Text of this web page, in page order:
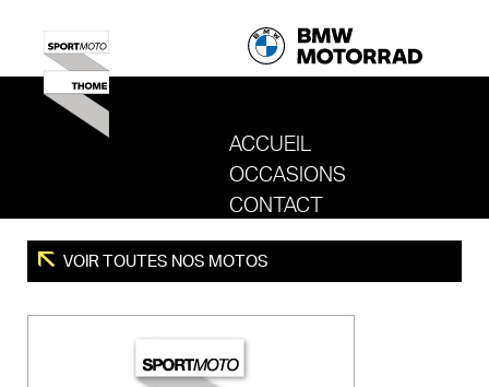
ACCUEIL
REVENIR AU SITE DE SPORT MOTO
OCCASIONS
CONTACT
VOIR TOUTES NOS MOTOS